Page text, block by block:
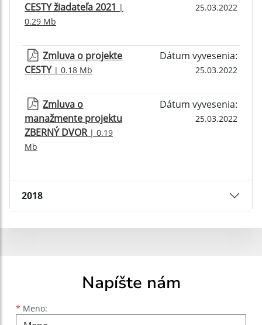
CESTY žiadateľa 2021 |
0.29 Mb
25.03.2022
Zmluva o projekte
CESTY| 0.18 Mb
Dátum vyvesenia:
25.03.2022
Zmluva o
manažmente projektu
ZBERNÝ DVOR| 0.19
Mb
Dátum vyvesenia:
25.03.2022
2018
Napíšte nám
* Meno:
Meno
Priezvisko
E-mailová adresa